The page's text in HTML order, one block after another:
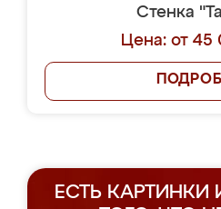
Стенка
Цена: от 45
ЕСТЬ КАРТИНКИ